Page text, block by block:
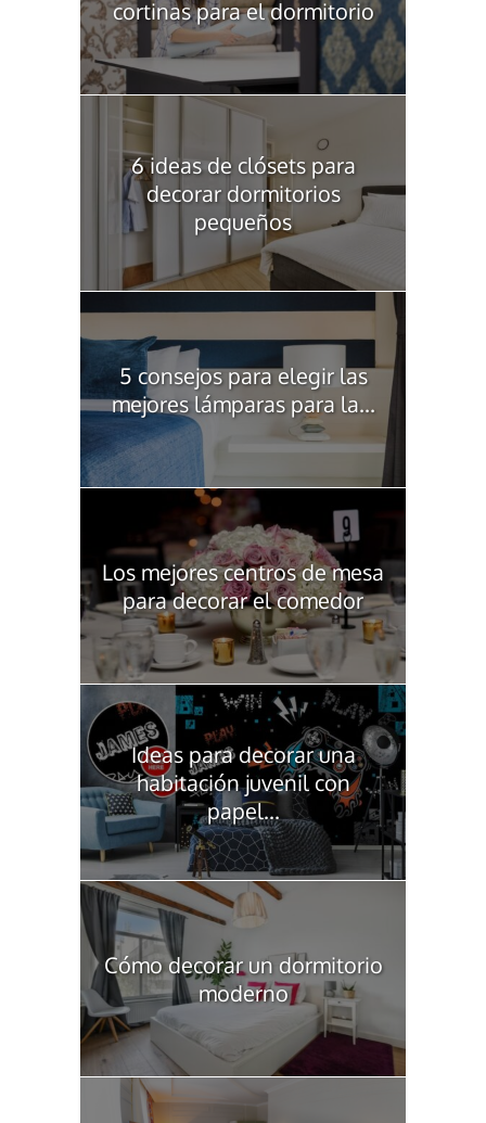
cortinas para el dormitorio
6 ideas de clósets para
decorar dormitorios
pequeños
5 consejos para elegir las
mejores lámparas para la...
Los mejores centros de mesa
para decorar el comedor
Ideas para decorar una
habitación juvenil con
papel...
Cómo decorar un dormitorio
moderno